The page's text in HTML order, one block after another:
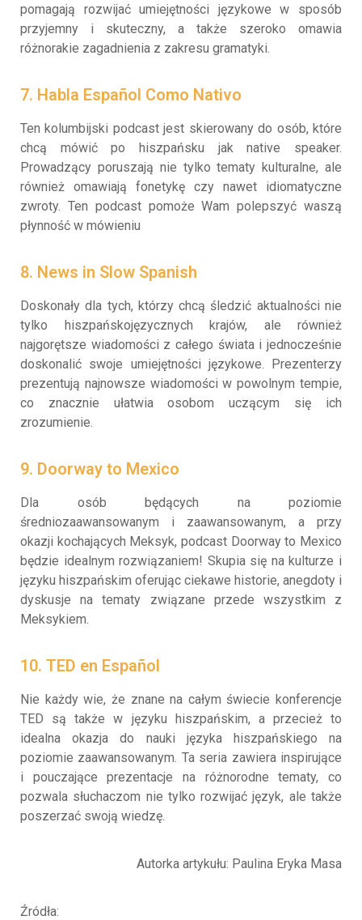
pomagają rozwijać umiejętności językowe w sposób
przyjemny i skuteczny, a także szeroko omawia
różnorakie zagadnienia z zakresu gramatyki.
7. Habla Español Como Nativo
Ten kolumbijski podcast jest skierowany do osób, które
chcą mówić po hiszpańsku jak native speaker.
Prowadzący poruszają nie tylko tematy kulturalne, ale
również omawiają fonetykę czy nawet idiomatyczne
zwroty. Ten podcast pomoże Wam polepszyć waszą
płynność w mówieniu
8. News in Slow Spanish
Doskonały dla tych, którzy chcą śledzić aktualności nie
tylko hiszpańskojęzycznych krajów, ale również
najgorętsze wiadomości z całego świata i jednocześnie
doskonalić swoje umiejętności językowe. Prezenterzy
prezentują najnowsze wiadomości w powolnym tempie,
co znacznie ułatwia osobom uczącym się ich
zrozumienie.
9. Doorway to Mexico
Dla osób będących na poziomie
średniozaawansowanym i zaawansowanym, a przy
okazji kochających Meksyk, podcast Doorway to Mexico
będzie idealnym rozwiązaniem! Skupia się na kulturze i
języku hiszpańskim oferując ciekawe historie, anegdoty i
dyskusje na tematy związane przede wszystkim z
Meksykiem.
10. TED en Español
Nie każdy wie, że znane na całym świecie konferencje
TED są także w języku hiszpańskim, a przecież to
idealna okazja do nauki języka hiszpańskiego na
poziomie zaawansowanym. Ta seria zawiera inspirujące
i pouczające prezentacje na różnorodne tematy, co
pozwala słuchaczom nie tylko rozwijać język, ale także
poszerzać swoją wiedzę.
Autorka artykułu: Paulina Eryka Masa
Źródła: